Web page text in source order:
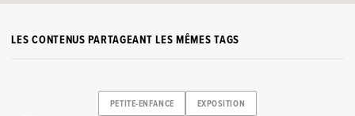
LES CONTENUS PARTAGEANT LES MÊMES TAGS
PETITE-ENFANCE EXPOSITION